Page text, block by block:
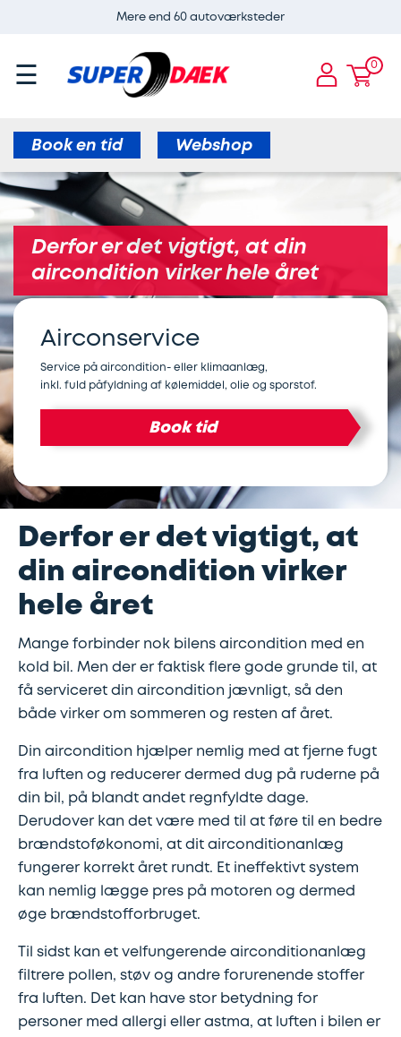
Mere end 60 autoværksteder
0
Services
ADAS
af
radar
Aircondition
Bilbatteri
Gratis
synskontrol
Lapning
dæk
Kobling
Montering
anhængertræk
Olieskift
Reparation
stenslag
Serviceeftersyn
4
hjulsudmåling
Støddæmpere
og
E-
CARE
Airconservice
varmepumper
Bremseservice
til
elbiler
Serviceeftersyn
Ladestandere
Dæk
fælge
Skift
vinterdæk
Webshop
Sommerdæk
Alufælge
Vinterdæk
Stålfælge
Helårsdæk
Trailerdæk
Dækopbevaring
Find
værksted
Guides
Aircondition
Bremser
Børn
i
Dæk
hjul
Elbil
Helårsdæk
Kør
selv
ferie
Service
reparation
Sikkerhed
Sommerdæk
Synstjek
Trailer
Vinterdæk
Bosch
Car
Service
Erhverv
Landbrug
☰
Book en tid Webshop
Derfor er det vigtigt, at din
aircondition virker hele året
Airconservice
Service på aircondition- eller klimaanlæg,
inkl. fuld påfyldning af kølemiddel, olie og sporstof.
Book tid
Derfor er det vigtigt, at
din aircondition virker
hele året
Mange forbinder nok bilens aircondition med en
kold bil. Men der er faktisk flere gode grunde til, at
få serviceret din aircondition jævnligt, så den
både virker om sommeren og resten af året.
Din aircondition hjælper nemlig med at fjerne fugt
fra luften og reducerer dermed dug på ruderne på
din bil, på blandt andet regnfyldte dage.
Derudover kan det være med til at føre til en bedre
brændstoføkonomi, at dit airconditionanlæg
fungerer korrekt året rundt. Et ineffektivt system
kan nemlig lægge pres på motoren og dermed
øge brændstofforbruget.
Til sidst kan et velfungerende airconditionanlæg
filtrere pollen, støv og andre forurenende stoffer
fra luften. Det kan have stor betydning for
personer med allergi eller astma, at luften i bilen er